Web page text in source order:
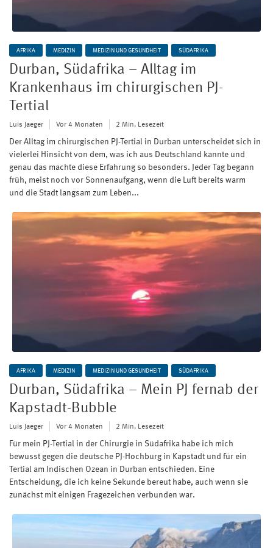
AFRIKA MEDIZIN MEDIZIN UND GESUNDHEIT SÜDAFRIKA
Durban, Südafrika – Alltag im
Krankenhaus im chirurgischen PJ-
Tertial
Luis Jaeger Vor 4 Monaten 2 Min. Lesezeit
Der Alltag im chirurgischen PJ-Tertial in Durban unterscheidet sich in
vielerlei Hinsicht von dem, was ich aus Deutschland kannte und
genau das machte diese Erfahrung so besonders. Jeder Tag begann
früh, meist noch vor Sonnenaufgang, wenn die Luft bereits warm
und die Stadt langsam zum Leben...
AFRIKA MEDIZIN MEDIZIN UND GESUNDHEIT SÜDAFRIKA
Durban, Südafrika – Mein PJ fernab der
Kapstadt-Bubble
Luis Jaeger Vor 4 Monaten 2 Min. Lesezeit
Für mein PJ-Tertial in der Chirurgie in Südafrika habe ich mich
bewusst gegen die deutsche PJ-Hochburg in Kapstadt und für ein
Tertial am Indischen Ozean in Durban entschieden. Eine
Entscheidung, die ich keine Sekunde bereut habe, auch wenn sie
zunächst mit einigen Fragezeichen verbunden war.